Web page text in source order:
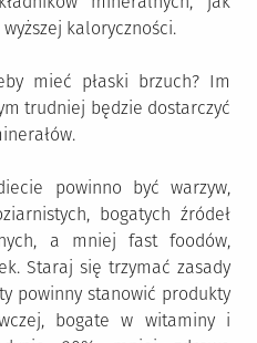
kaloryczności.
mieć płaski brzuch? Im
trudniej będzie dostarczyć
powinno być warzyw,
bogatych źródeł
a mniej fast foodów,
Staraj się trzymać zasady
powinny stanowić produkty
bogate w witaminy i